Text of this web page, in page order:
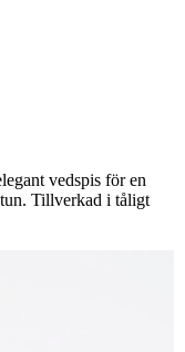
vedspis för en
Tillverkad i tåligt